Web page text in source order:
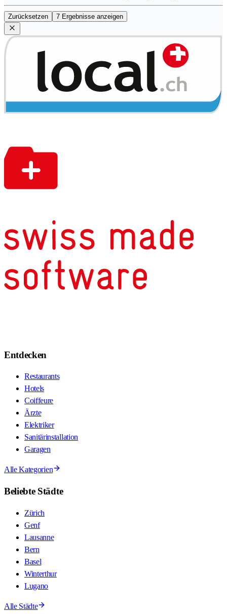
Zurücksetzen 7 Ergebnisse anzeigen
Entdecken
Restaurants
Hotels
Coiffeure
Ärzte
Elektriker
Sanitärinstallation
Garagen
Alle Kategorien
Beliebte Städte
Zürich
Genf
Lausanne
Bern
Basel
Winterthur
Lugano
Alle Städte